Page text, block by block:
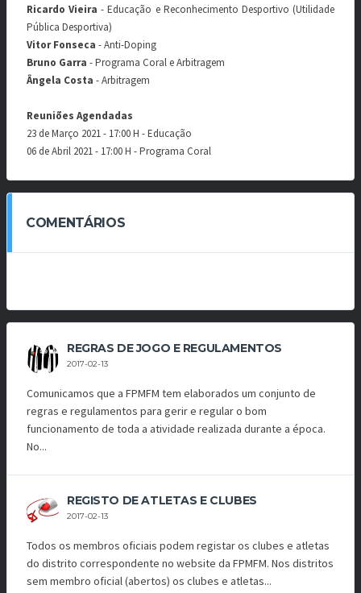
Ricardo Vieira - Educação e Reconhecimento Desportivo (Utilidade
Pública Desportiva)
Vitor Fonseca - Anti-Doping
Bruno Garra - Programa Coral e Arbitragem
Ângela Costa - Arbitragem
Reuniões Agendadas
23 de Março 2021 - 17:00 H - Educação
06 de Abril 2021 - 17:00 H - Programa Coral
COMENTÁRIOS
REGRAS DE JOGO E REGULAMENTOS
2017-02-13
Comunicamos que a FPMFM tem elaborados um conjunto de
regras e regulamentos para gerir e regular o bom
funcionamento de toda a atividade realizada durante a época.
No...
REGISTO DE ATLETAS E CLUBES
2017-02-13
Todos os membros oficiais podem registar os clubes e atletas
do distrito correspondente no website da FPMFM. Nos distritos
sem membro oficial (abertos) os clubes e atletas...